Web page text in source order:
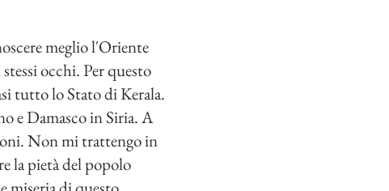
meglio l'Oriente
occhi. Per questo
tutto lo Stato di Kerala.
e Damasco in Siria. A
Non mi trattengo in
la pietà del popolo